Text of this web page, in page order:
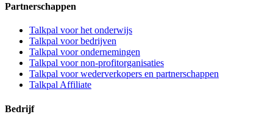
Partnerschappen
Talkpal voor het onderwijs
Talkpal voor bedrijven
Talkpal voor ondernemingen
Talkpal voor non-profitorganisaties
Talkpal voor wederverkopers en partnerschappen
Talkpal Affiliate
Bedrijf